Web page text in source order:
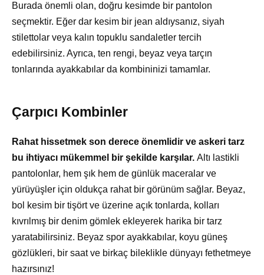
Burada önemli olan, doğru kesimde bir pantolon
seçmektir. Eğer dar kesim bir jean aldıysanız, siyah
stilettolar veya kalın topuklu sandaletler tercih
edebilirsiniz. Ayrıca, ten rengi, beyaz veya tarçın
tonlarında ayakkabılar da kombininizi tamamlar.
Çarpıcı Kombinler
Rahat hissetmek son derece önemlidir ve askeri tarz
bu ihtiyacı mükemmel bir şekilde karşılar. Altı lastikli
pantolonlar, hem şık hem de günlük maceralar ve
yürüyüşler için oldukça rahat bir görünüm sağlar. Beyaz,
bol kesim bir tişört ve üzerine açık tonlarda, kolları
kıvrılmış bir denim gömlek ekleyerek harika bir tarz
yaratabilirsiniz. Beyaz spor ayakkabılar, koyu güneş
gözlükleri, bir saat ve birkaç bileklikle dünyayı fethetmeye
hazırsınız!